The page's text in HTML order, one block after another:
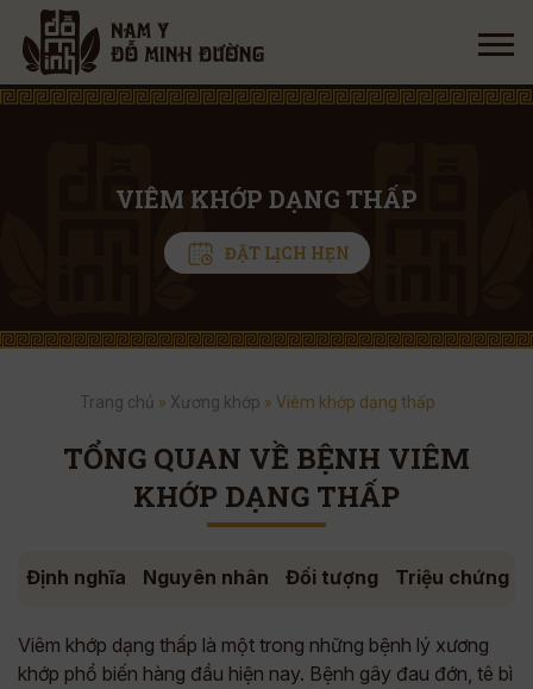
VIÊM KHỚP DẠNG THẤP
ĐẶT LỊCH HẸN
Trang chủ » Xương khớp » Viêm khớp dạng thấp
TỔNG QUAN VỀ BỆNH VIÊM
KHỚP DẠNG THẤP
Định nghĩa Nguyên nhân Đối tượng Triệu chứng
Viêm khớp dạng thấp là một trong những bệnh lý xương
khớp phổ biến hàng đầu hiện nay. Bệnh gây đau đớn, tê bì